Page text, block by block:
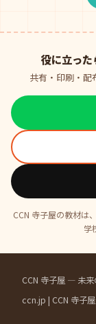
役に立った
共有・印刷・配
CCN 寺子屋の教材は
学
CCN 寺子屋 — 未
ccn.jp | CCN 寺子屋